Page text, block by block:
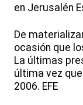
en Jerusalén
De
ocasión que
La últimas
última vez
2006. EFE